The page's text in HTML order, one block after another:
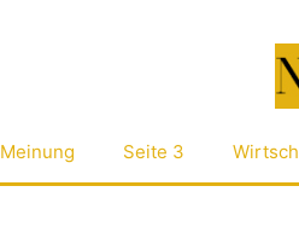
Meinung Seite 3